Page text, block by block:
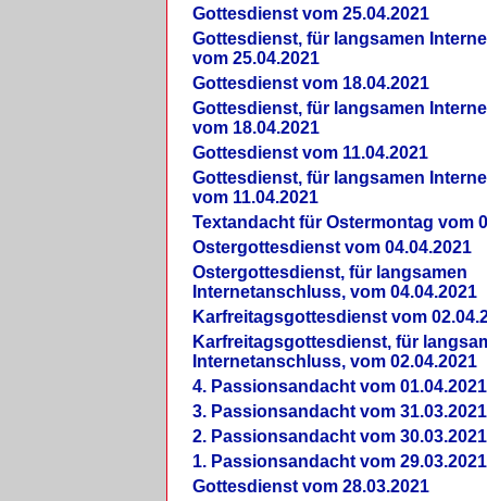
Gottesdienst vom 25.04.2021
Gottesdienst, für langsamen
vom 25.04.2021
Gottesdienst vom 18.04.2021
Gottesdienst, für langsamen
vom 18.04.2021
Gottesdienst vom 11.04.2021
Gottesdienst, für langsamen
vom 11.04.2021
Textandacht für Ostermontag vom
Ostergottesdienst vom 04.04.2021
Ostergottesdienst, für langsamen
Internetanschluss, vom 04.04.2021
Karfreitagsgottesdienst vom
Karfreitagsgottesdienst, für
Internetanschluss, vom 02.04.2021
4. Passionsandacht vom 01.04.2021
3. Passionsandacht vom 31.03.2021
2. Passionsandacht vom 30.03.2021
1. Passionsandacht vom 29.03.2021
Gottesdienst vom 28.03.2021